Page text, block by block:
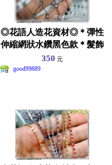
◎花語人造花資材◎＊彈性
伸縮網狀水鑽黑色款＊髮飾
舞台~舞蹈服裝~皮包~
350 元
good99889